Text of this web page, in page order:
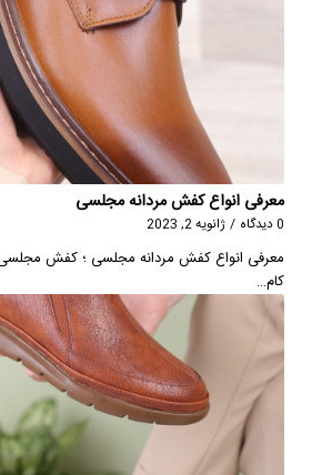
معرفی انواع کفش مردانه مجلسی
0 دیدگاه / ژانویه 2, 2023
معرفی انواع کفش مردانه مجلسی ؛ کفش مجلسی
کام…